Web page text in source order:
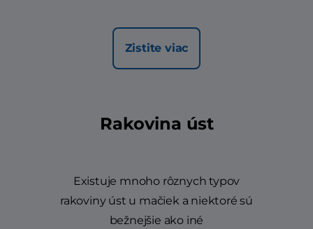
Zistite viac
Rakovina úst
Existuje mnoho rôznych typov
rakoviny úst u mačiek a niektoré sú
bežnejšie ako iné